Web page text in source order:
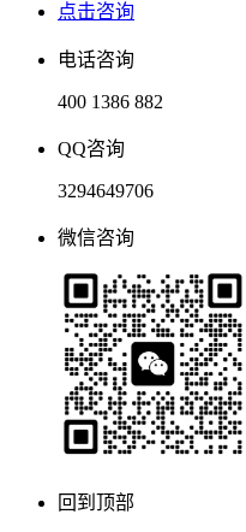
点击咨询
电话咨询
400 1386 882
QQ咨询
3294649706
微信咨询
回到顶部